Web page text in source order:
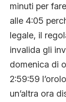
minuti per
alle 4:05
legale, il
invalida gli
domenica di
2:59:59
un’altra ora